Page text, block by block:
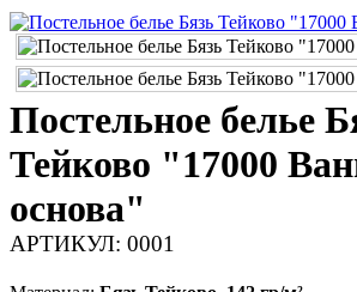
Постельное белье
Тейково "17000
основа"
АРТИКУЛ: 0001